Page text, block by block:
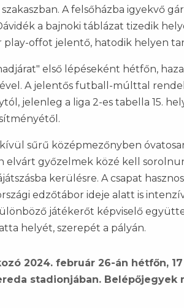
szakaszban. A felsőházba igyekvő
a bajnoki táblázat tizedik
play-offot jelentő, hatodik helyen
első lépéseként hétfőn,
A jelentős futball-múlttal
jelenleg a liga 2-es tabella 15.
sűrű középmezőnyben
elvárt győzelmek közé kell
kerülésre. A csapat
edzőtábor ideje alatt is
játékerőt képviselő
helyét, szerepét a pályán.
2024. február 26-án hétfőn,
stadionjában. Belépőjegyek